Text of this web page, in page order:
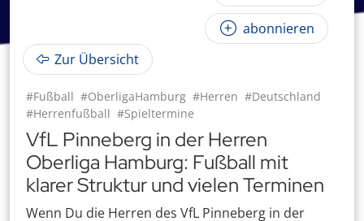
abonnieren
Zur Übersicht
#Fußball #OberligaHamburg #Herren #Deutschland
#Herrenfußball #Spieltermine
VfL Pinneberg in der Herren
Oberliga Hamburg: Fußball mit
klarer Struktur und vielen Terminen
Wenn Du die Herren des VfL Pinneberg in der